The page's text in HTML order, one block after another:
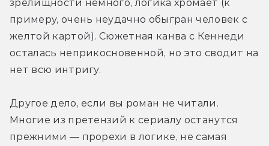
зрелищности немного, логика хромает (к
примеру, очень неудачно обыгран человек с
желтой картой). Сюжетная канва с Кеннеди
осталась неприкосновенной, но это сводит на
нет всю интригу.
Другое дело, если вы роман не читали.
Многие из претензий к сериалу останутся
прежними — прорехи в логике, не самая